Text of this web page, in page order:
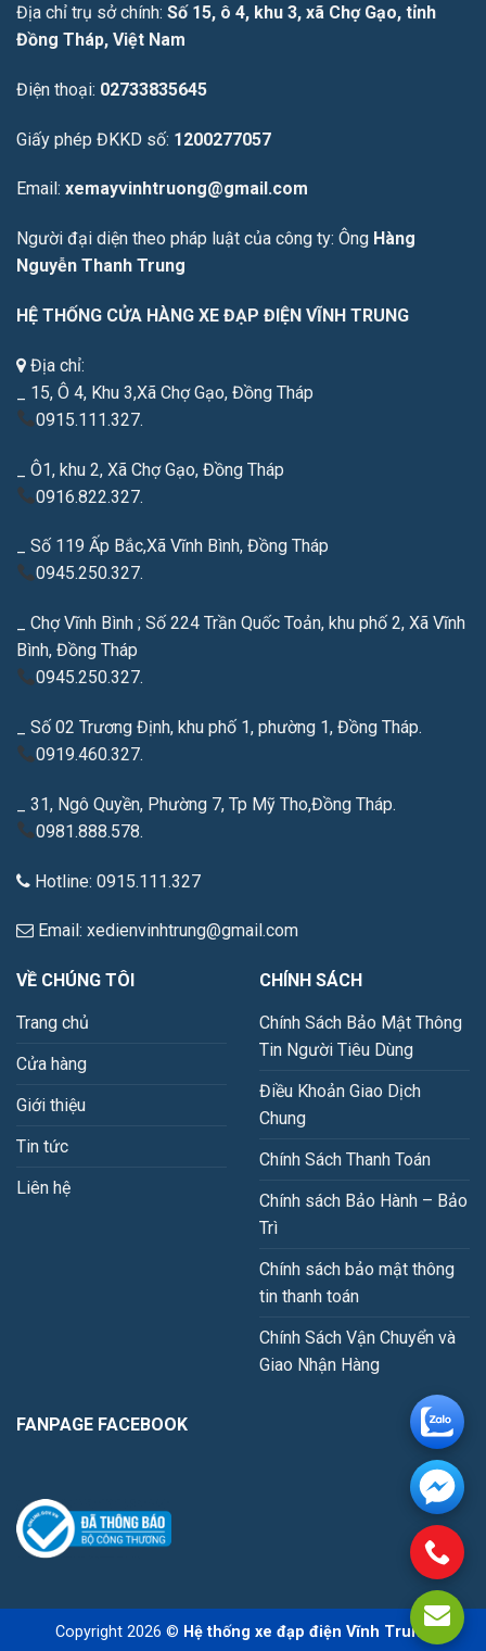
Địa chỉ trụ sở chính: Số 15, ô 4, khu 3, xã Chợ Gạo, tỉnh
Đồng Tháp, Việt Nam
Điện thoại: 02733835645
Giấy phép ĐKKD số: 1200277057
Email: xemayvinhtruong@gmail.com
Người đại diện theo pháp luật của công ty: Ông Hàng
Nguyễn Thanh Trung
HỆ THỐNG CỬA HÀNG XE ĐẠP ĐIỆN VĨNH TRUNG
Địa chỉ:
_ 15, Ô 4, Khu 3,Xã Chợ Gạo, Đồng Tháp
0915.111.327.
_ Ô1, khu 2, Xã Chợ Gạo, Đồng Tháp
0916.822.327.
_ Số 119 Ấp Bắc,Xã Vĩnh Bình, Đồng Tháp
0945.250.327.
_ Chợ Vĩnh Bình ; Số 224 Trần Quốc Toản, khu phố 2, Xã Vĩnh
Bình, Đồng Tháp
0945.250.327.
_ Số 02 Trương Định, khu phố 1, phường 1, Đồng Tháp.
0919.460.327.
_ 31, Ngô Quyền, Phường 7, Tp Mỹ Tho,Đồng Tháp.
0981.888.578.
Hotline: 0915.111.327
Email: xedienvinhtrung@gmail.com
VỀ CHÚNG TÔI
Trang chủ
Cửa hàng
Giới thiệu
Tin tức
Liên hệ
CHÍNH SÁCH
Chính Sách Bảo Mật Thông
Tin Người Tiêu Dùng
Điều Khoản Giao Dịch
Chung
Chính Sách Thanh Toán
Chính sách Bảo Hành – Bảo
Trì
Chính sách bảo mật thông
tin thanh toán
Chính Sách Vận Chuyển và
Giao Nhận Hàng
FANPAGE FACEBOOK
Copyright 2026 © Hệ thống xe đạp điện Vĩnh Trung